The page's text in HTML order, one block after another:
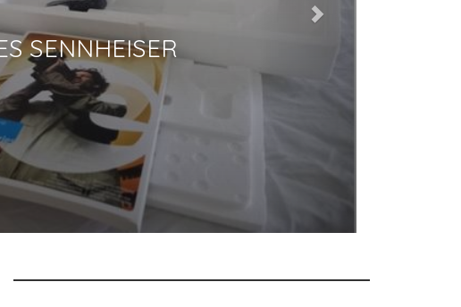
ENREGISTREUR PORTABLE NEUF
L’EMBALLAGE DE MARQUE
DINARS (PRIX NON NEGOCIABLE)